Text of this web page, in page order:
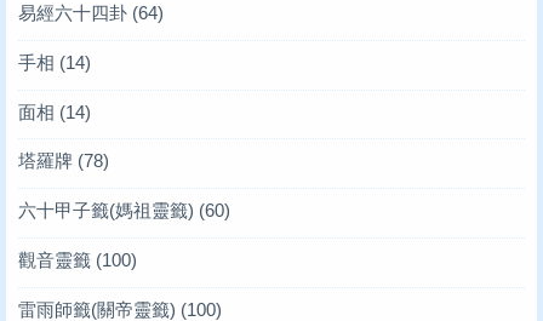
易經六十四卦 (64)
手相 (14)
面相 (14)
塔羅牌 (78)
六十甲子籤(媽祖靈籤) (60)
觀音靈籤 (100)
雷雨師籤(關帝靈籤) (100)